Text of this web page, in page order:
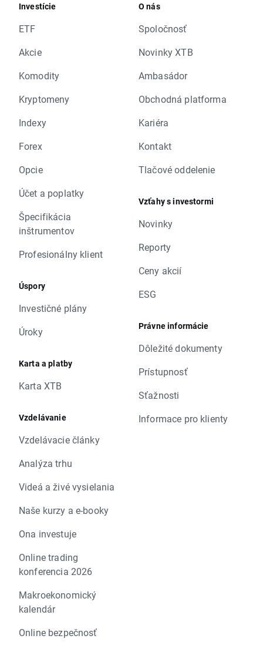
Investície
ETF
Akcie
Komodity
Kryptomeny
Indexy
Forex
Opcie
Účet a poplatky
Špecifikácia
inštrumentov
Profesionálny klient
Úspory
Investičné plány
Úroky
Karta a platby
Karta XTB
Vzdelávanie
Vzdelávacie články
Analýza trhu
Videá a živé vysielania
Naše kurzy a e-booky
Ona investuje
Online trading
konferencia 2026
Makroekonomický
kalendár
Online bezpečnosť
O nás
Spoločnosť
Novinky XTB
Ambasádor
Obchodná platforma
Kariéra
Kontakt
Tlačové oddelenie
Vzťahy s investormi
Novinky
Reporty
Ceny akcií
ESG
Právne informácie
Dôležité dokumenty
Prístupnosť
Sťažnosti
Informace pro klienty